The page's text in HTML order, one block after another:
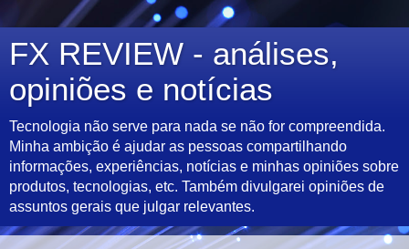
FX REVIEW - análises,
opiniões e notícias
Tecnologia não serve para nada se não for compreendida.
Minha ambição é ajudar as pessoas compartilhando
informações, experiências, notícias e minhas opiniões sobre
produtos, tecnologias, etc. Também divulgarei opiniões de
assuntos gerais que julgar relevantes.